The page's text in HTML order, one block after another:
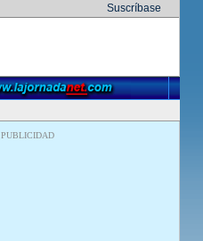
Suscríbase
PUBLICIDAD